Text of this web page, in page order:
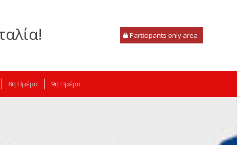
Participants only area
8η Ημέρα 9η Ημέρα